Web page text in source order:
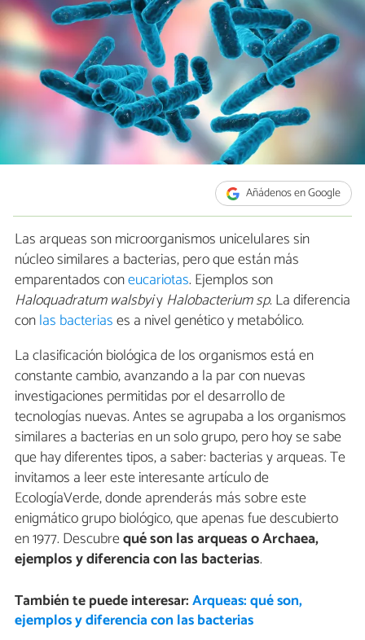
Añádenos en Google
Las arqueas son microorganismos unicelulares sin
núcleo similares a bacterias, pero que están más
emparentados coneucariotas. Ejemplos son
Haloquadratum walsbyiyHalobacterium sp. La diferencia
conlas bacteriases a nivel genético y metabólico.
La clasificación biológica de los organismos está en
constante cambio, avanzando a la par con nuevas
investigaciones permitidas por el desarrollo de
tecnologías nuevas. Antes se agrupaba a los organismos
similares a bacterias en un solo grupo, pero hoy se sabe
que hay diferentes tipos, a saber: bacterias y arqueas. Te
invitamos a leer este interesante artículo de
EcologíaVerde, donde aprenderás más sobre este
enigmático grupo biológico, que apenas fue descubierto
en 1977. Descubrequé son las arqueas o Archaea,
ejemplos y diferencia con las bacterias.
También te puede interesar:Arqueas: qué son,
ejemplos y diferencia con las bacterias